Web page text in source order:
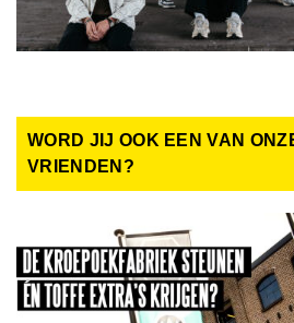
WORD JIJ OOK EEN VAN
VRIENDEN?